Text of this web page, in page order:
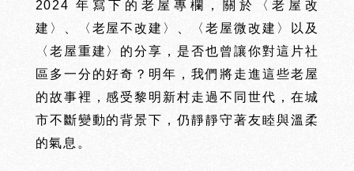
2024 年寫下的老屋專欄，關於〈老屋改
建〉、〈老屋不改建〉、〈老屋微改建〉以及
〈老屋重建〉的分享，是否也曾讓你對這片社
區多一分的好奇？明年，我們將走進這些老屋
的故事裡，感受黎明新村走過不同世代，在城
市不斷變動的背景下，仍靜靜守著友睦與溫柔
的氣息。